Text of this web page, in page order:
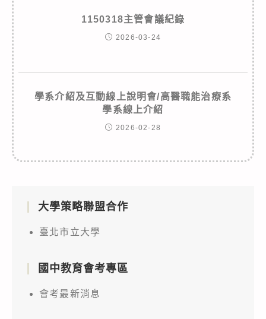
1150318主管會議紀錄
2026-03-24
學系介紹及互動線上說明會/高醫職能治療系
學系線上介紹
2026-02-28
大學策略聯盟合作
臺北市立大學
國中教育會考專區
會考最新消息